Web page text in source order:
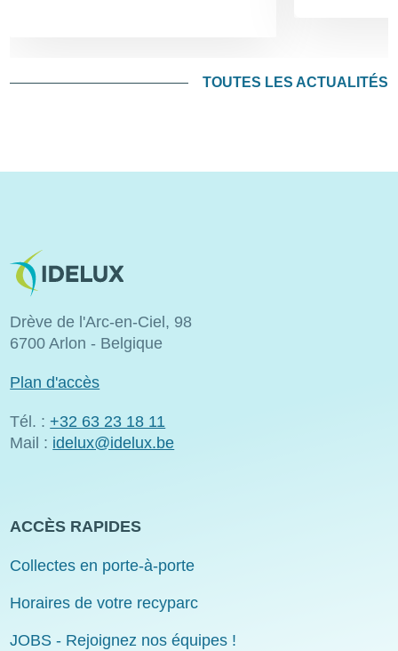
TOUTES LES ACTUALITÉS
Image
Drève de l'Arc-en-Ciel, 98
6700 Arlon - Belgique
Plan d'accès
Tél. : +32 63 23 18 11
Mail : idelux@idelux.be
ACCÈS RAPIDES
Collectes en porte-à-porte
Horaires de votre recyparc
JOBS - Rejoignez nos équipes !